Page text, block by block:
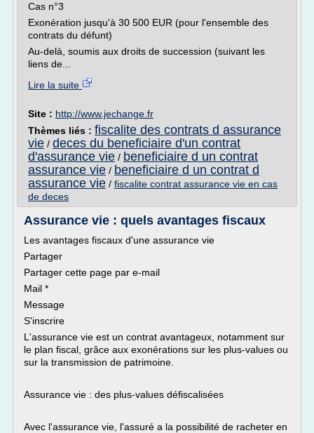
Cas n°3
Exonération jusqu'à 30 500 EUR (pour l'ensemble des
contrats du défunt)
Au-delà, soumis aux droits de succession (suivant les
liens de...
Lire la suite
Site : http://www.jechange.fr
Thèmes liés : fiscalite des contrats d assurance
vie / deces du beneficiaire d'un contrat
d'assurance vie / beneficiaire d un contrat
assurance vie / beneficiaire d un contrat d
assurance vie / fiscalite contrat assurance vie en cas
de deces
Assurance vie : quels avantages fiscaux
Les avantages fiscaux d'une assurance vie
Partager
Partager cette page par e-mail
Mail *
Message
S'inscrire
L'assurance vie est un contrat avantageux, notamment sur
le plan fiscal, grâce aux exonérations sur les plus-values ou
sur la transmission de patrimoine.
Assurance vie : des plus-values défiscalisées
Avec l'assurance vie, l'assuré a la possibilité de racheter en